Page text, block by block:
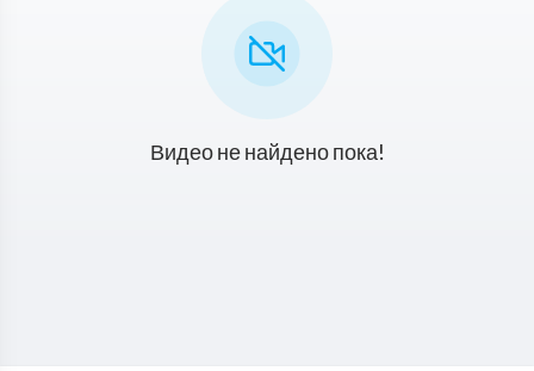
Видео не найдено пока!